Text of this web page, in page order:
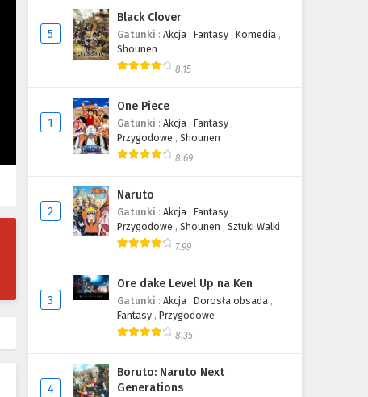
5
Black Clover
Gatunki : Akcja , Fantasy , Komedia ,
Shounen
8.15
1
One Piece
Gatunki : Akcja , Fantasy ,
Przygodowe , Shounen
8.69
2
Naruto
Gatunki : Akcja , Fantasy ,
Przygodowe , Shounen , Sztuki Walki
7.99
3
Ore dake Level Up na Ken
Gatunki : Akcja , Dorosła obsada ,
Fantasy , Przygodowe
8.35
4
Boruto: Naruto Next
Generations